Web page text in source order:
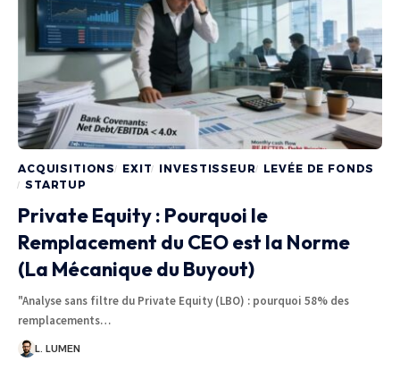
ACQUISITIONS EXIT INVESTISSEUR
LEVÉE DE FONDS
STARTUP
Private Equity : Pourquoi le
Remplacement du CEO est la Norme
(La Mécanique du Buyout)
"Analyse sans filtre du Private Equity (LBO) : pourquoi 58% des
remplacements…
L. LUMEN